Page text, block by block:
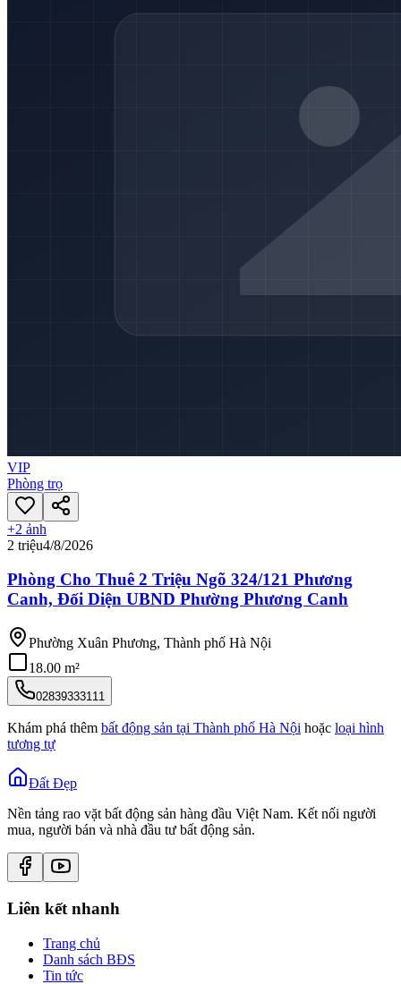
VIP
Phòng trọ
+2 ảnh
2 triệu4/8/2026
Phòng Cho Thuê 2 Triệu Ngõ 324/121 Phương
Canh, Đối Diện UBND Phường Phương Canh
Phường Xuân Phương, Thành phố Hà Nội
18.00 m²
02839333111
Khám phá thêm bất động sản tại Thành phố Hà Nội hoặc loại hình
tương tự
Đất Đẹp
Nền tảng rao vặt bất động sản hàng đầu Việt Nam. Kết nối người
mua, người bán và nhà đầu tư bất động sản.
Liên kết nhanh
Trang chủ
Danh sách BĐS
Tin tức